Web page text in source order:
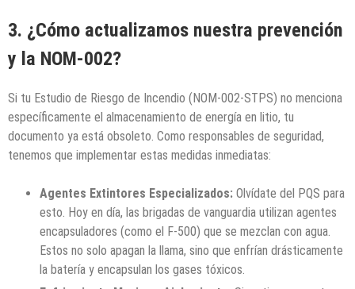
3. ¿Cómo actualizamos nuestra prevención
y la NOM-002?
Si tu Estudio de Riesgo de Incendio (NOM-002-STPS) no menciona
específicamente el almacenamiento de energía en litio, tu
documento ya está obsoleto. Como responsables de seguridad,
tenemos que implementar estas medidas inmediatas:
Agentes Extintores Especializados: Olvídate del PQS para
esto. Hoy en día, las brigadas de vanguardia utilizan agentes
encapsuladores (como el F-500) que se mezclan con agua.
Estos no solo apagan la llama, sino que enfrían drásticamente
la batería y encapsulan los gases tóxicos.